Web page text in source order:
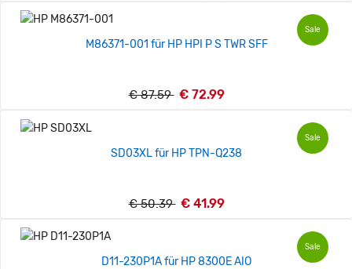
Sale
M86371-001 für HP HPI P S TWR SFF
€ 87.59 € 72.99
Sale
SD03XL für HP TPN-Q238
€ 50.39 € 41.99
Sale
D11-230P1A für HP 8300E AIO